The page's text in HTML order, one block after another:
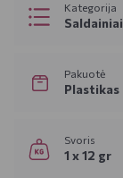
Kategorija
Saldainiai
Pakuotė
Plastikas
Svoris
1 x 12 gr